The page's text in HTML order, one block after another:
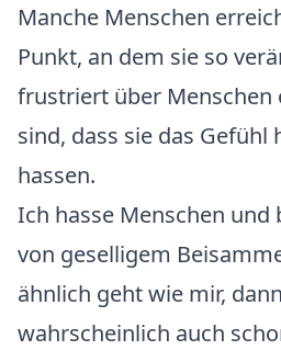
Manche Menschen
Punkt, an dem sie so
frustriert über Menschen
sind, dass sie das Gefühl
hassen.
Ich hasse Menschen und
von geselligem
ähnlich geht wie mir,
wahrscheinlich auch